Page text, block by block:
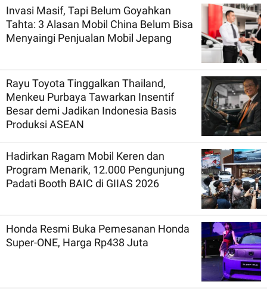
Invasi Masif, Tapi Belum Goyahkan
Tahta: 3 Alasan Mobil China Belum Bisa
Menyaingi Penjualan Mobil Jepang
Rayu Toyota Tinggalkan Thailand,
Menkeu Purbaya Tawarkan Insentif
Besar demi Jadikan Indonesia Basis
Produksi ASEAN
Hadirkan Ragam Mobil Keren dan
Program Menarik, 12.000 Pengunjung
Padati Booth BAIC di GIIAS 2026
Honda Resmi Buka Pemesanan Honda
Super-ONE, Harga Rp438 Juta